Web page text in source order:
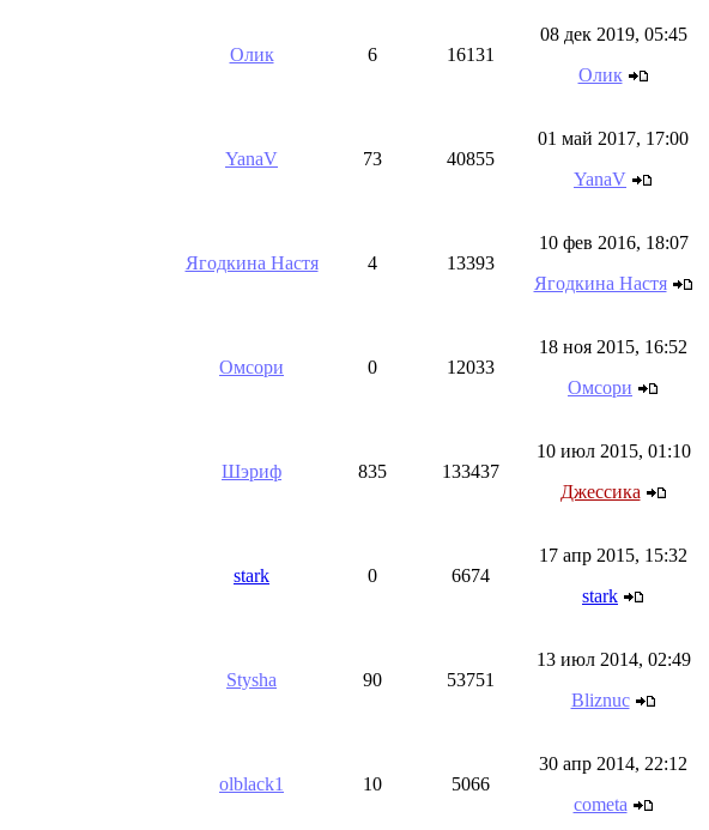
Олик 6 16131
08 дек 2019, 05:45
Олик
YanaV 73 40855
01 май 2017, 17:00
YanaV
Ягодкина Настя 4 13393
10 фев 2016, 18:07
Ягодкина Настя
Омсори 0 12033
18 ноя 2015, 16:52
Омсори
Шэриф 835 133437
10 июл 2015, 01:10
Джессика
stark 0 6674
17 апр 2015, 15:32
stark
Stysha 90 53751
13 июл 2014, 02:49
Bliznuc
olblack1 10 5066
30 апр 2014, 22:12
cometa